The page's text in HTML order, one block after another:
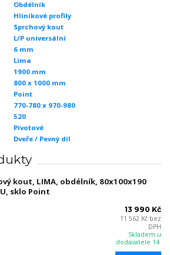
Obdélník
Hliníkové profily
Sprchový kout
L/P universální
6 mm
Lima
1900 mm
800 x 1000 mm
Point
770-780 x 970-980
520
Pivotové
Dveře / Pevný díl
kout, LIMA, obdélník, 80x100x190
sklo Point
13 990 Kč
11 562 Kč bez
DPH
Skladem u
dodavatele 14